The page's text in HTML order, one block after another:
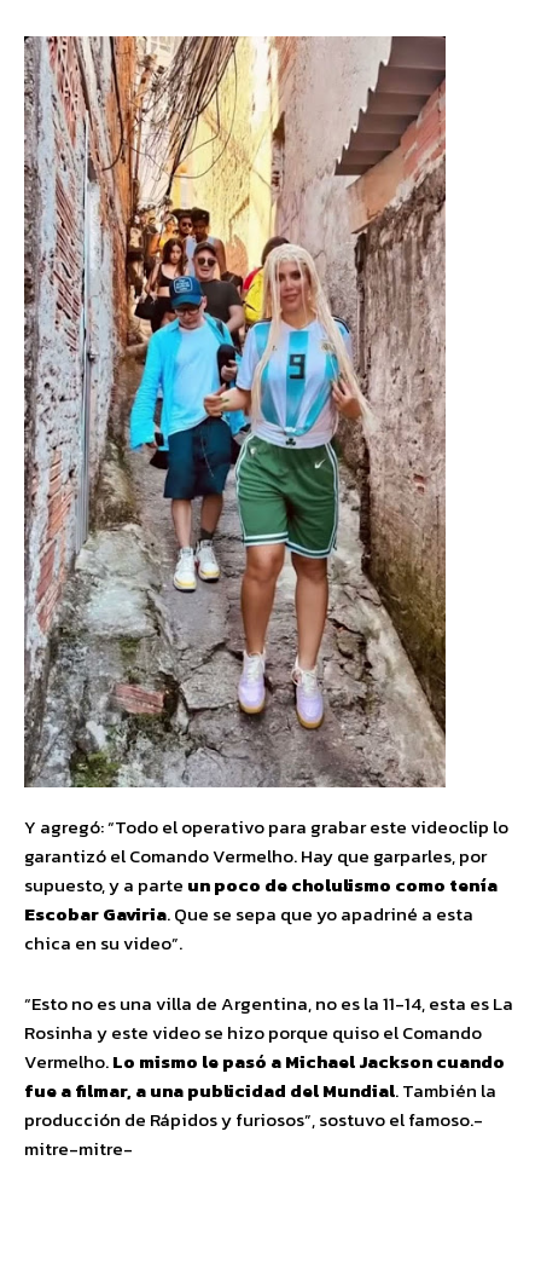
Y agregó: “Todo el operativo para grabar este videoclip lo
garantizó el Comando Vermelho. Hay que garparles, por
supuesto, y a parte un poco de cholulismo como tenía
Escobar Gaviria. Que se sepa que yo apadriné a esta
chica en su video”.
“Esto no es una villa de Argentina, no es la 11-14, esta es La
Rosinha y este video se hizo porque quiso el Comando
Vermelho.Lo mismo le pasó a Michael Jackson cuando
fue a filmar, a una publicidad del Mundial. También la
producción de Rápidos y furiosos”, sostuvo el famoso.-
mitre-mitre-